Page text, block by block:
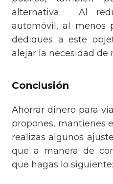
alternativa. Al
automóvil, al menos
dediques a este
alejar la necesidad de
Conclusión
Ahorrar dinero para
propones, mantienes
realizas algunos
que a manera de
que hagas lo siguiente: